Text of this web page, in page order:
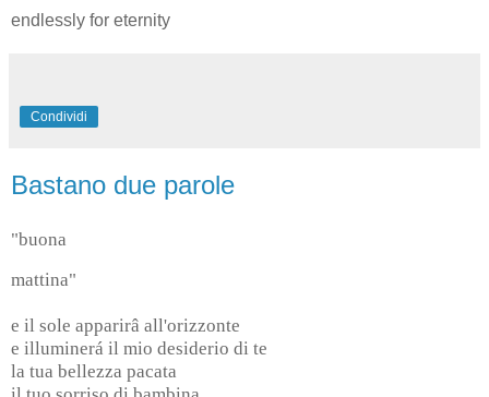
endlessly for eternity
Condividi
Bastano due parole
"buona
mattina"
e il sole apparirâ all'orizzonte
e illuminerá il mio desiderio di te
la tua bellezza pacata